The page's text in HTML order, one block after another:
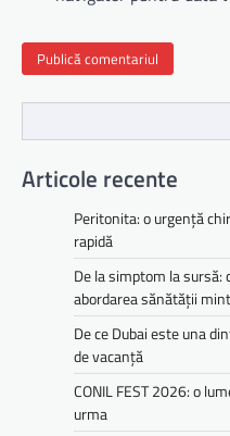
Articole recente
Peritonita: o urgență
rapidă
De la simptom la
abordarea sănătății
De ce Dubai este una
de vacanță
CONIL FEST 2026: o
urma